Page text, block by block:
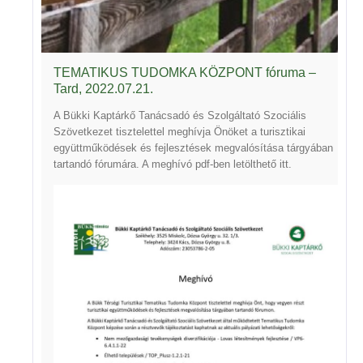
TEMATIKUS TUDOMKA KÖZPONT fóruma –
Tard, 2022.07.21.
A Bükki Kaptárkő Tanácsadó és Szolgáltató Szociális
Szövetkezet tisztelettel meghívja Önöket a turisztikai
együttműködések és fejlesztések megvalósítása tárgyában
tartandó fórumára. A meghívó pdf-ben letölthető itt.